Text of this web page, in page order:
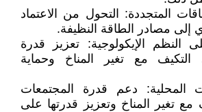
المتجددة: التحول من الاعتماد
إلى مصادر الطاقة النظيفة.
النظم الإيكولوجية: تعزيز قدرة
التكيف مع تغير المناخ وحماية
المحلية: دعم قدرة المجتمعات
مع تغير المناخ وتعزيز قدرتها على